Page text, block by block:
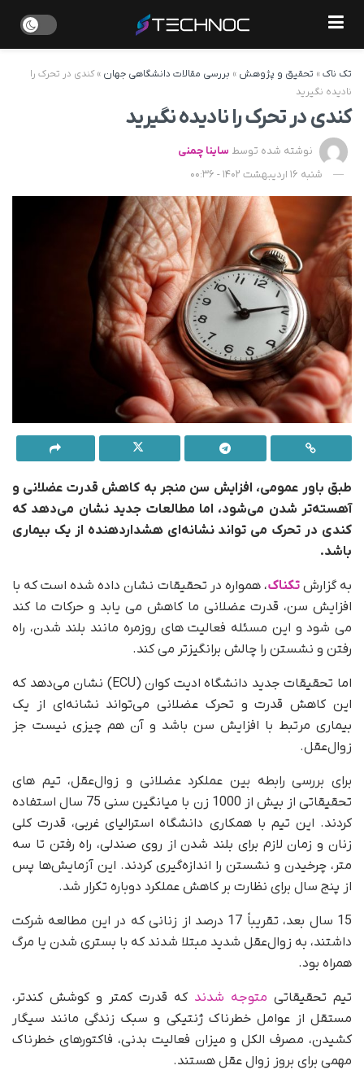
تک ناک» تحقیق و پژوهش » بررسی مقالات دانشگاهی جهان »کندی در تحرک را
نادیده نگیرید
کندی در تحرک را نادیده نگیرید
نوشته شده توسط ساینا چمنی
شنبه 16 اردیبهشت 1402 - 00:36
طبق باور عمومی، افزایش سن منجر به کاهش قدرت عضلانی و
آهسته‌تر شدن می‌شود، اما مطالعات جدید نشان می‌دهد که
کندی در تحرک می تواند نشانه‌ای هشداردهنده از یک بیماری
باشد.
به گزارشتکناک، همواره در تحقیقات نشان داده شده است که با
افزایش سن، قدرت عضلانی ما کاهش می یابد و حرکات ما کند
می شود و این مسئله فعالیت های روزمره مانند بلند شدن، راه
رفتن و نشستن را چالش برانگیزتر می کند.
اما تحقیقات جدید دانشگاه ادیت کوان (ECU) نشان می‌دهد که
این کاهش قدرت و تحرک عضلانی می‌تواند نشانه‌ای از یک
بیماری مرتبط با افزایش سن باشد و آن هم چیزی نیست جز
زوال‌عقل.
برای بررسی رابطه بین عملکرد عضلانی و زوال‌عقل، تیم های
تحقیقاتی از بیش از 1000 زن با میانگین سنی 75 سال استفاده
کردند. این تیم با همکاری دانشگاه استرالیای غربی، قدرت کلی
زنان و زمان لازم برای بلند شدن از روی صندلی، راه رفتن تا سه
متر، چرخیدن و نشستن را اندازه‌گیری کردند. این آزمایش‌ها پس
از پنج سال برای نظارت بر کاهش عملکرد دوباره تکرار شد.
15 سال بعد، تقریباً 17 درصد از زنانی که در این مطالعه شرکت
داشتند، به زوال‌عقل شدید مبتلا شدند که با بستری شدن یا مرگ
همراه بود.
تیم تحقیقاتی متوجه شدند که قدرت کمتر و کوشش کندتر،
مستقل از عوامل خطرناک ژنتیکی و سبک زندگی مانند سیگار
کشیدن، مصرف الکل و میزان فعالیت بدنی، فاکتورهای خطرناک
مهمی برای بروز زوال عقل هستند.